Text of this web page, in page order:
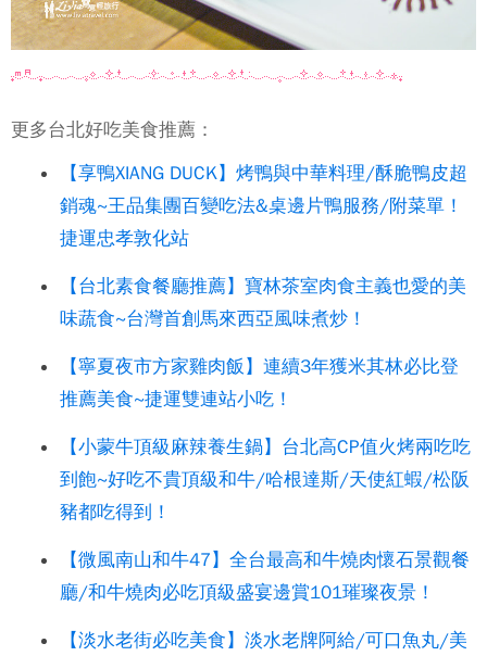
更多台北好吃美食推薦：
【享鴨XIANG DUCK】烤鴨與中華料理/酥脆鴨皮超
銷魂~王品集團百變吃法&桌邊片鴨服務/附菜單！
捷運忠孝敦化站
【台北素食餐廳推薦】寶林茶室肉食主義也愛的美
味蔬食~台灣首創馬來西亞風味煮炒！
【寧夏夜市方家雞肉飯】連續3年獲米其林必比登
推薦美食~捷運雙連站小吃！
【小蒙牛頂級麻辣養生鍋】台北高CP值火烤兩吃吃
到飽~好吃不貴頂級和牛/哈根達斯/天使紅蝦/松阪
豬都吃得到！
【微風南山和牛47】全台最高和牛燒肉懷石景觀餐
廳/和牛燒肉必吃頂級盛宴邊賞101璀璨夜景！
【淡水老街必吃美食】淡水老牌阿給/可口魚丸/美